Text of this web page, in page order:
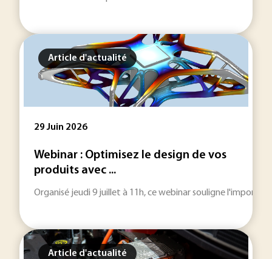
Article d'actualité
29 Juin 2026
Webinar : Optimisez le design de vos
produits avec ...
Organisé jeudi 9 juillet à 11h, ce webinar souligne
Article d'actualité